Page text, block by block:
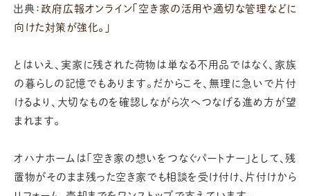
出典： 政府広報オンライン「空き家の活用や適切な管理などに
向けた対策が強化。」
とはいえ、実家に残された荷物は単なる不用品ではなく、家族
の暮らしの記憶でもあります。だからこそ、無理に急いで片付
けるより、大切なものを確認しながら次へつなげる進め方が望
まれます。
オハナホームは「空き家の想いをつなぐパートナー」として、残
置物がそのまま残った空き家でも相談を受け付け、片付けから